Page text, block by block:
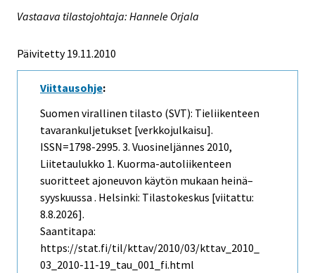
Vastaava tilastojohtaja: Hannele Orjala
Päivitetty 19.11.2010
Viittausohje:
Suomen virallinen tilasto (SVT): Tieliikenteen
tavarankuljetukset [verkkojulkaisu].
ISSN=1798-2995. 3. Vuosineljännes 2010,
Liitetaulukko 1. Kuorma-autoliikenteen
suoritteet ajoneuvon käytön mukaan heinä–
syyskuussa . Helsinki: Tilastokeskus [viitattu:
8.8.2026].
Saantitapa:
https://stat.fi/til/kttav/2010/03/kttav_2010_
03_2010-11-19_tau_001_fi.html